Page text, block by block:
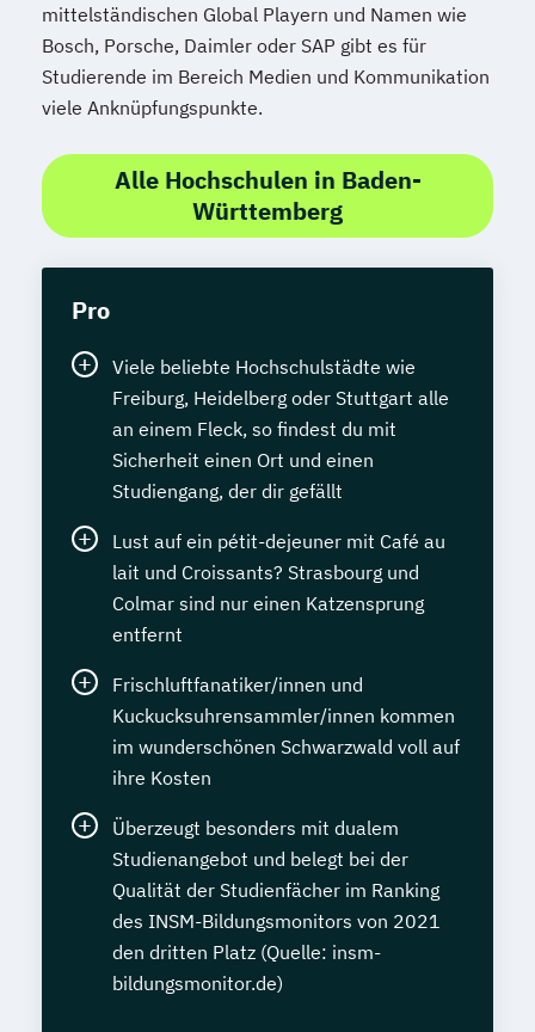
mittelständischen Global Playern und Namen wie
Bosch, Porsche, Daimler oder SAP gibt es für
Studierende im Bereich Medien und Kommunikation
viele Anknüpfungspunkte.
Alle Hochschulen in Baden-
Württemberg
Pro
Viele beliebte Hochschulstädte wie
Freiburg, Heidelberg oder Stuttgart alle
an einem Fleck, so findest du mit
Sicherheit einen Ort und einen
Studiengang, der dir gefällt
Lust auf ein pétit-dejeuner mit Café au
lait und Croissants? Strasbourg und
Colmar sind nur einen Katzensprung
entfernt
Frischluftfanatiker/innen und
Kuckucksuhrensammler/innen kommen
im wunderschönen Schwarzwald voll auf
ihre Kosten
Überzeugt besonders mit dualem
Studienangebot und belegt bei der
Qualität der Studienfächer im Ranking
des INSM-Bildungsmonitors von 2021
den dritten Platz (Quelle: insm-
bildungsmonitor.de)